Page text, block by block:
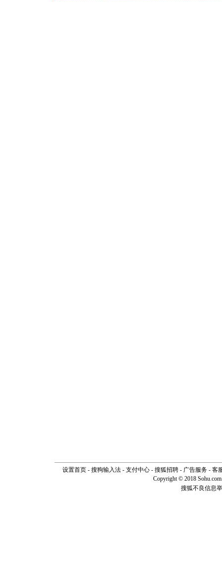
设置首页- 搜狗输入法- 支付中心- 搜狐招聘- 广告服务- 客
Copyright © 2018
搜狐不良信息